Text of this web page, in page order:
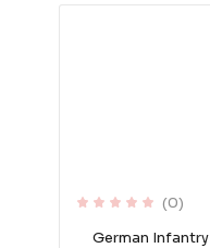
(0)
German Infantry